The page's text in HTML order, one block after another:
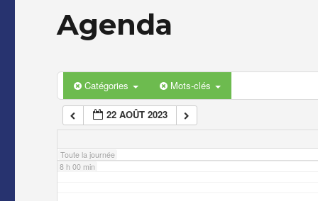
Agenda
Catégories Mots-clés
22 AOÛT 2023
Toute la journée
5 h 00 min
6 h 00 min
7 h 00 min
8 h 00 min